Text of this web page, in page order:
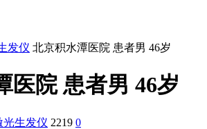
发仪 北京积水潭医院 患者男 46岁
医院 患者男 46岁
光生发仪 2219 0